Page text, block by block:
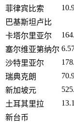
菲律宾比索
巴基斯坦卢比
卡塔尔里亚尔
塞尔维亚第纳尔
沙特里亚尔
瑞典克朗
新加坡元
土耳其里拉
新台币